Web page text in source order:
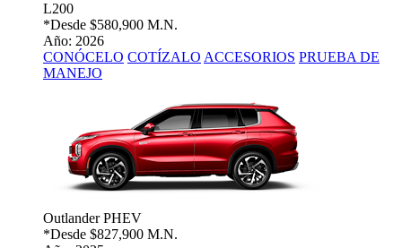
L200
*Desde $580,900 M.N.
Año: 2026
CONÓCELO COTÍZALO ACCESORIOS PRUEBA DE
MANEJO
Outlander PHEV
*Desde $827,900 M.N.